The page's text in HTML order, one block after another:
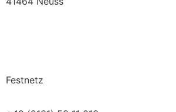
Festnetz